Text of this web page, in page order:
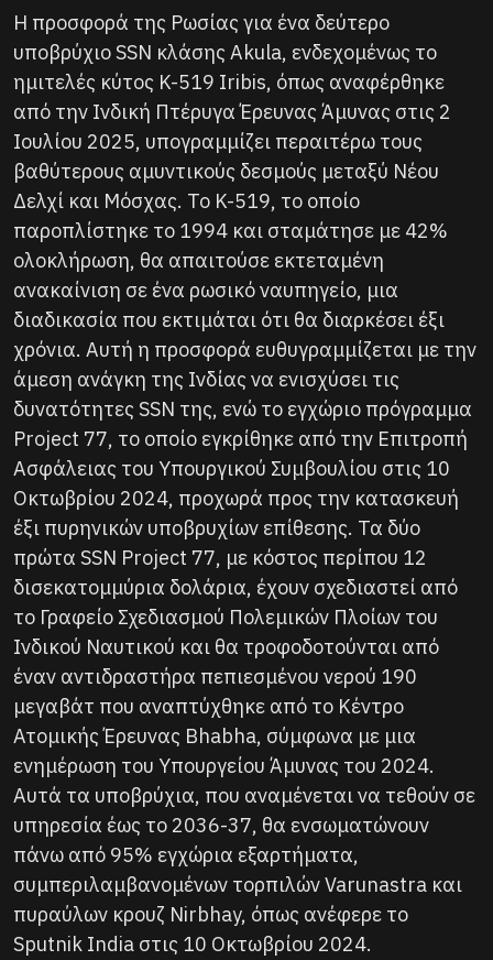
Η προσφορά της Ρωσίας για ένα δεύτερο
υποβρύχιο SSN κλάσης Akula, ενδεχομένως το
ημιτελές κύτος K-519 Iribis, όπως αναφέρθηκε
από την Ινδική Πτέρυγα Έρευνας Άμυνας στις 2
Ιουλίου 2025, υπογραμμίζει περαιτέρω τους
βαθύτερους αμυντικούς δεσμούς μεταξύ Νέου
Δελχί και Μόσχας. Το K-519, το οποίο
παροπλίστηκε το 1994 και σταμάτησε με 42%
ολοκλήρωση, θα απαιτούσε εκτεταμένη
ανακαίνιση σε ένα ρωσικό ναυπηγείο, μια
διαδικασία που εκτιμάται ότι θα διαρκέσει έξι
χρόνια. Αυτή η προσφορά ευθυγραμμίζεται με την
άμεση ανάγκη της Ινδίας να ενισχύσει τις
δυνατότητες SSN της, ενώ το εγχώριο πρόγραμμα
Project 77, το οποίο εγκρίθηκε από την Επιτροπή
Ασφάλειας του Υπουργικού Συμβουλίου στις 10
Οκτωβρίου 2024, προχωρά προς την κατασκευή
έξι πυρηνικών υποβρυχίων επίθεσης. Τα δύο
πρώτα SSN Project 77, με κόστος περίπου 12
δισεκατομμύρια δολάρια, έχουν σχεδιαστεί από
το Γραφείο Σχεδιασμού Πολεμικών Πλοίων του
Ινδικού Ναυτικού και θα τροφοδοτούνται από
έναν αντιδραστήρα πεπιεσμένου νερού 190
μεγαβάτ που αναπτύχθηκε από το Κέντρο
Ατομικής Έρευνας Bhabha, σύμφωνα με μια
ενημέρωση του Υπουργείου Άμυνας του 2024.
Αυτά τα υποβρύχια, που αναμένεται να τεθούν σε
υπηρεσία έως το 2036-37, θα ενσωματώνουν
πάνω από 95% εγχώρια εξαρτήματα,
συμπεριλαμβανομένων τορπιλών Varunastra και
πυραύλων κρουζ Nirbhay, όπως ανέφερε το
Sputnik India στις 10 Οκτωβρίου 2024.